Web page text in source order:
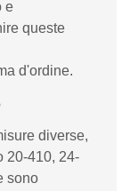
e
queste
d'ordine.
diverse,
20-410, 24-
sono